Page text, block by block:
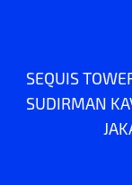
SEQUIS
SUDIRMAN